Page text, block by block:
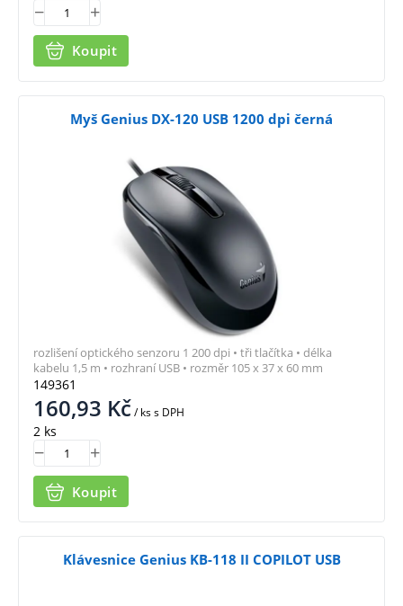
Koupit
Myš Genius DX-120 USB 1200 dpi černá
149361
160,93 Kč/ kss DPH
2 ks
Koupit
rozlišení optického senzoru 1 200 dpi • tři tlačítka • délka
kabelu 1,5 m • rozhraní USB • rozměr 105 x 37 x 60 mm
Klávesnice Genius KB-118 II COPILOT USB